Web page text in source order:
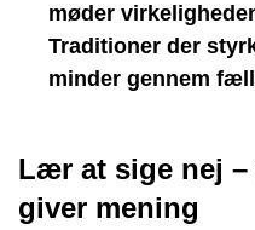
møder
Traditioner der
minder gennem
Lær at sige nej
giver mening